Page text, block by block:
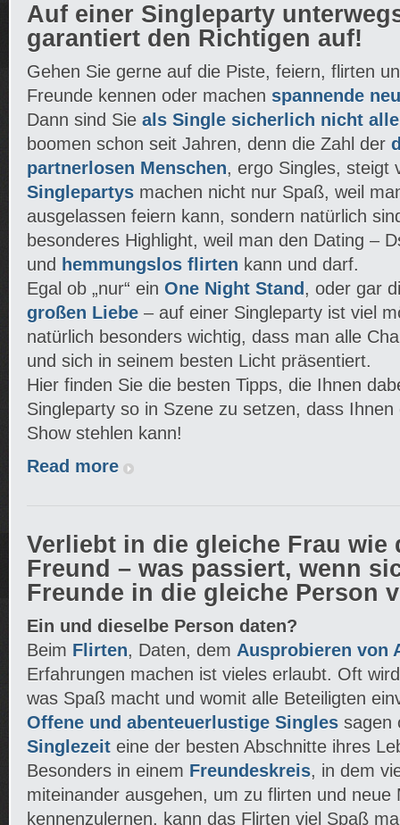
Auf einer Singleparty
garantiert den Richtigen auf!
Gehen Sie gerne auf die Piste, feiern, flirten
Freunde kennen oder machen spannende
Dann sind Sie als Single sicherlich nicht
boomen schon seit Jahren, denn die Zahl der
partnerlosen Menschen, ergo Singles, steigt
Singlepartys machen nicht nur Spaß, weil
ausgelassen feiern kann, sondern natürlich
besonderes Highlight, weil man den Dating –
und hemmungslos flirten kann und darf.
Egal ob „nur“ ein One Night Stand , oder gar
großen Liebe – auf einer Singleparty ist viel
natürlich besonders wichtig, dass man alle
und sich in seinem besten Licht präsentiert.
Hier finden Sie die besten Tipps, die Ihnen
Singleparty so in Szene zu setzen, dass
Show stehlen kann!
Read more
Verliebt in die gleiche Frau wie
Freund – was passiert, wenn
Freunde in die gleiche Person
Ein und dieselbe Person daten?
Beim Flirten, Daten, dem Ausprobieren von
Erfahrungen machen ist vieles erlaubt. Oft
was Spaß macht und womit alle Beteiligten
Offene und abenteuerlustige Singles sagen
Singlezeit eine der besten Abschnitte ihres
Besonders in einem Freundeskreis, in dem
miteinander ausgehen, um zu flirten und neue
kennenzulernen, kann das Flirten viel Spaß